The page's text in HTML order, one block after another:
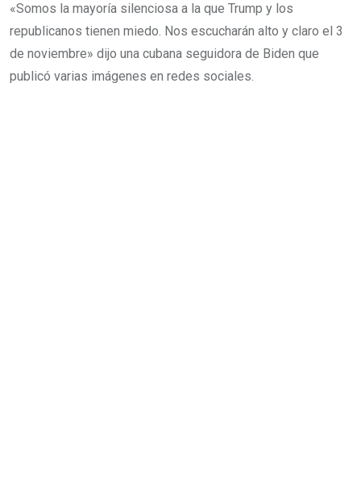
«Somos la mayoría silenciosa a la que Trump y los
republicanos tienen miedo. Nos escucharán alto y claro el 3
de noviembre» dijo una cubana seguidora de Biden que
publicó varias imágenes en redes sociales.